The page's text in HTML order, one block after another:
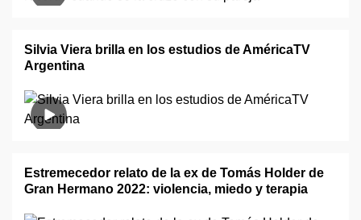
Silvia Viera brilla en los estudios de AméricaTV
Argentina
Estremecedor relato de la ex de Tomás Holder de
Gran Hermano 2022: violencia, miedo y terapia